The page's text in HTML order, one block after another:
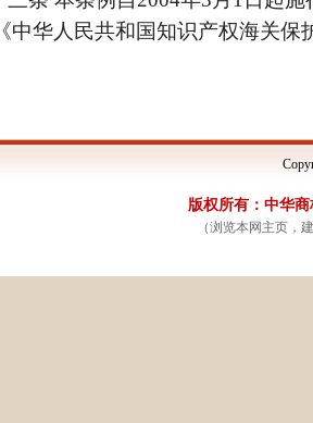
中华人民共和国知识产权海关保
版权所有：中华
（浏览本网主页，